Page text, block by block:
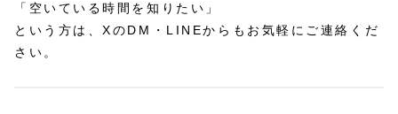
「空いている時間を知りたい」
という方は、XのDM・LINEからもお気軽にご連絡くだ
さい。